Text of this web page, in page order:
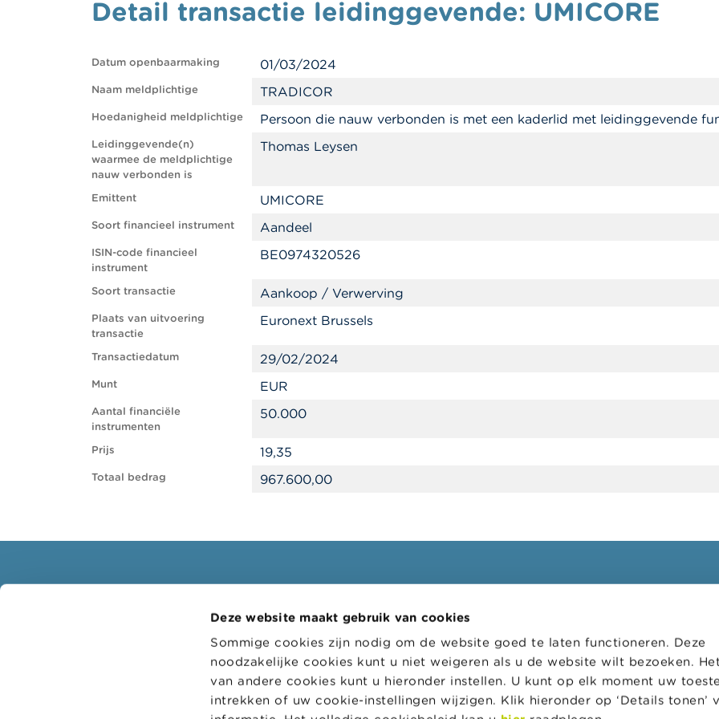
Deze website maakt gebruik van cookies
Sommige cookies zijn nodig om de website goed te laten functioneren. Deze
noodzakelijke cookies kunt u niet weigeren als u de website wilt bezoeken.
van andere cookies kunt u hieronder instellen. U kunt op elk moment uw
intrekken of uw cookie-instellingen wijzigen. Klik hieronder op ‘Details tonen’
Detail transactie leidinggevende: UMICORE
Datum openbaarmaking 01/03/2024
Naam meldplichtige TRADICOR
Hoedanigheid meldplichtige Persoon die nauw verbonden is met een kaderlid met leidinggevende
Leidinggevende(n)
waarmee de meldplichtige
nauw verbonden is
Thomas Leysen
Emittent UMICORE
Soort financieel instrument Aandeel
ISIN-code financieel
instrument
BE0974320526
Soort transactie Aankoop / Verwerving
Plaats van uitvoering
transactie
Euronext Brussels
Transactiedatum 29/02/2024
Munt EUR
Aantal financiële
instrumenten
50.000
Prijs 19,35
Totaal bedrag 967.600,00
Waarschuwingen & sancties
Doelgroepen
Thema's
Digitaal loket
Administratieve sancties
Nieuws & Waarschuwingen
Links
Contact